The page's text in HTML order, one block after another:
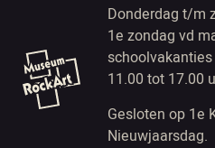
Donderdag t/m
1e zondag vd
schoolvakanties
11.00 tot 17.00
Gesloten op 1e
Nieuwjaarsdag.